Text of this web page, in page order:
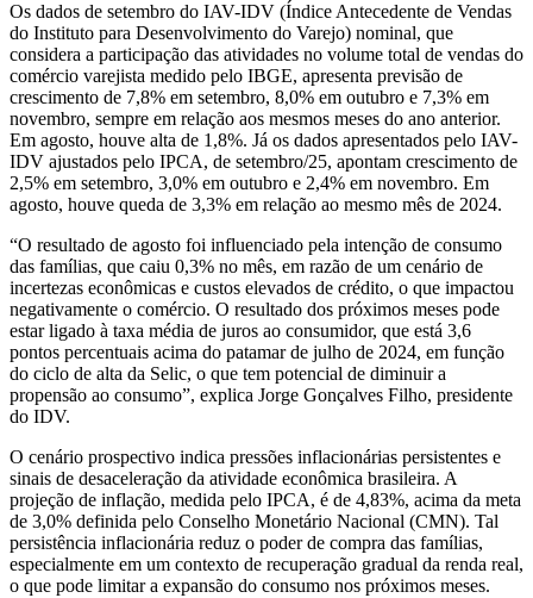
Os dados de setembro do IAV-IDV (Índice Antecedente de Vendas
do Instituto para Desenvolvimento do Varejo) nominal, que
considera a participação das atividades no volume total de vendas do
comércio varejista medido pelo IBGE, apresenta previsão de
crescimento de 7,8% em setembro, 8,0% em outubro e 7,3% em
novembro, sempre em relação aos mesmos meses do ano anterior.
Em agosto, houve alta de 1,8%. Já os dados apresentados pelo IAV-
IDV ajustados pelo IPCA, de setembro/25, apontam crescimento de
2,5% em setembro, 3,0% em outubro e 2,4% em novembro. Em
agosto, houve queda de 3,3% em relação ao mesmo mês de 2024.
“O resultado de agosto foi influenciado pela intenção de consumo
das famílias, que caiu 0,3% no mês, em razão de um cenário de
incertezas econômicas e custos elevados de crédito, o que impactou
negativamente o comércio. O resultado dos próximos meses pode
estar ligado à taxa média de juros ao consumidor, que está 3,6
pontos percentuais acima do patamar de julho de 2024, em função
do ciclo de alta da Selic, o que tem potencial de diminuir a
propensão ao consumo”, explica Jorge Gonçalves Filho, presidente
do IDV.
O cenário prospectivo indica pressões inflacionárias persistentes e
sinais de desaceleração da atividade econômica brasileira. A
projeção de inflação, medida pelo IPCA, é de 4,83%, acima da meta
de 3,0% definida pelo Conselho Monetário Nacional (CMN). Tal
persistência inflacionária reduz o poder de compra das famílias,
especialmente em um contexto de recuperação gradual da renda real,
o que pode limitar a expansão do consumo nos próximos meses.